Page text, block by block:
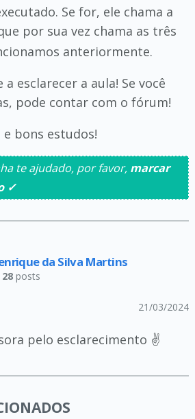
Se for, ele chama a
por sua vez chama as três
anteriormente.
a esclarecer a aula! Se você
pode contar com o fórum!
bons estudos!
te ajudado, por favor, marcar
✓
da Silva Martins
28posts
21/03/2024
pelo esclarecimento ✌️